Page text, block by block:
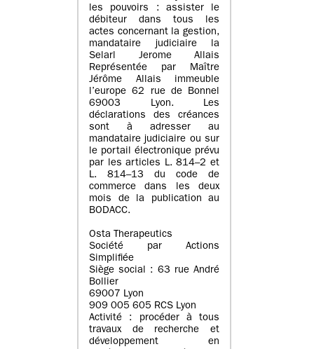
les pouvoirs : assister le
débiteur dans tous les
actes concernant la gestion,
mandataire judiciaire la
Selarl Jerome Allais
Représentée par Maître
Jérôme Allais immeuble
l’europe 62 rue de Bonnel
69003 Lyon. Les
déclarations des créances
sont à adresser au
mandataire judiciaire ou sur
le portail électronique prévu
par les articles L. 814–2 et
L. 814–13 du code de
commerce dans les deux
mois de la publication au
BODACC.
Osta Therapeutics
Société par Actions
Simplifiée
Siège social : 63 rue André
Bollier
69007 Lyon
909 005 605 RCS Lyon
Activité : procéder à tous
travaux de recherche et
développement en